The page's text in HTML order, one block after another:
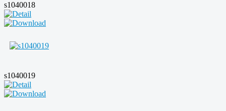
s1040018
s1040019